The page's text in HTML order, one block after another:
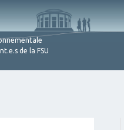
de la FSU